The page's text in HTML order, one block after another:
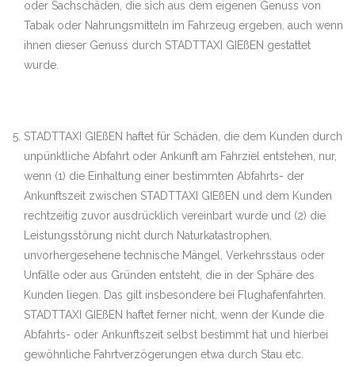
oder Sachschäden, die sich aus dem eigenen Genuss von
Tabak oder Nahrungsmitteln im Fahrzeug ergeben, auch wenn
ihnen dieser Genuss durch STADTTAXI GIEßEN gestattet
wurde.
STADTTAXI GIEßEN haftet für Schäden, die dem Kunden durch
unpünktliche Abfahrt oder Ankunft am Fahrziel entstehen, nur,
wenn (1) die Einhaltung einer bestimmten Abfahrts- der
Ankunftszeit zwischen STADTTAXI GIEßEN und dem Kunden
rechtzeitig zuvor ausdrücklich vereinbart wurde und (2) die
Leistungsstörung nicht durch Naturkatastrophen,
unvorhergesehene technische Mängel, Verkehrsstaus oder
Unfälle oder aus Gründen entsteht, die in der Sphäre des
Kunden liegen. Das gilt insbesondere bei Flughafenfahrten.
STADTTAXI GIEßEN haftet ferner nicht, wenn der Kunde die
Abfahrts- oder Ankunftszeit selbst bestimmt hat und hierbei
gewöhnliche Fahrtverzögerungen etwa durch Stau etc.